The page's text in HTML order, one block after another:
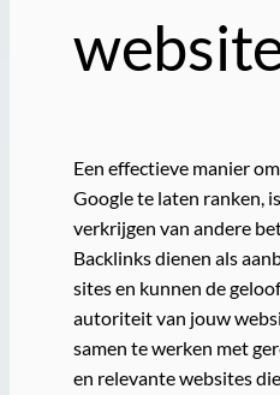
Een effectieve manier
Google te laten ranken,
verkrijgen van andere
Backlinks dienen als
sites en kunnen de
autoriteit van jouw
samen te werken met
en relevante websites